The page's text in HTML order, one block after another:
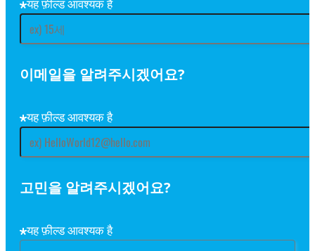
यह फ़ील्ड आवश्यक है
이메일을 알려주시겠어요?
यह फ़ील्ड आवश्यक है
고민을 알려주시겠어요?
यह फ़ील्ड आवश्यक है